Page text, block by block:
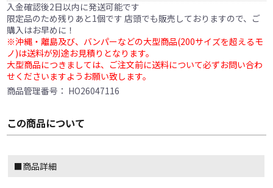
入金確認後2日以内に発送可能です
限定品のため残りあと1個です 店頭でも販売しておりますので、ご
購入はお早めに！
※沖縄・離島及び、バンパーなどの大型商品(200サイズを超えるモ
ノ)は送料が別途お見積りとなります。
大型商品につきましては、ご注文前に送料について必ずお問い合わ
せくださいますようお願い致します。
商品管理番号： HO26047116
この商品について
■商品詳細